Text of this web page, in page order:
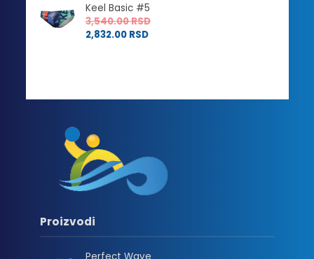
Keel Basic #5
3,540.00RSD
2,832.00 RSD
Proizvodi